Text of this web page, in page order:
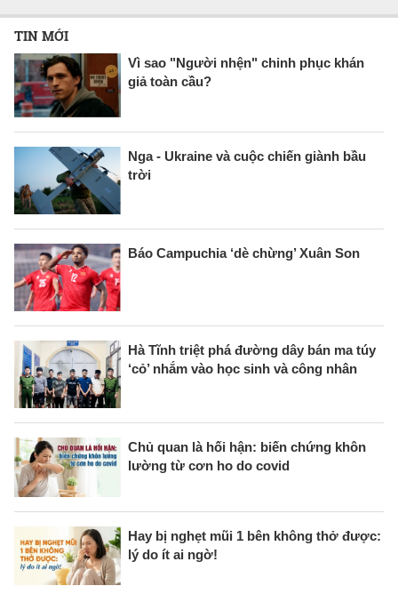
TIN MỚI
Vì sao "Người nhện" chinh phục khán
giả toàn cầu?
Nga - Ukraine và cuộc chiến giành bầu
trời
Báo Campuchia ‘dè chừng’ Xuân Son
Hà Tĩnh triệt phá đường dây bán ma túy
‘cỏ’ nhắm vào học sinh và công nhân
Chủ quan là hối hận: biến chứng khôn
lường từ cơn ho do covid
Hay bị nghẹt mũi 1 bên không thở được:
lý do ít ai ngờ!